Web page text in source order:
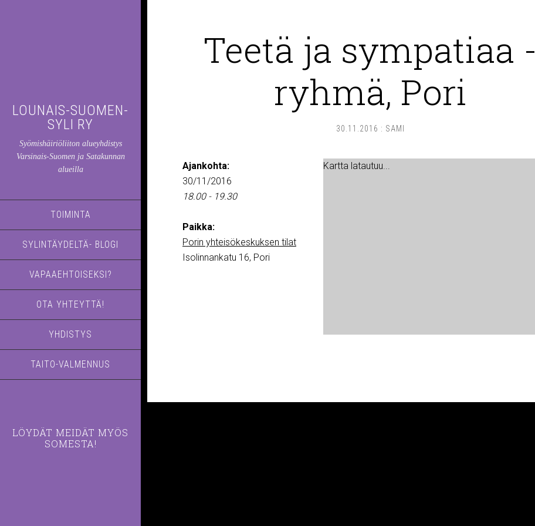
LOUNAIS-SUOMEN-
SYLI RY
Syömishäiriöliiton alueyhdistys
Varsinais-Suomen ja Satakunnan
alueilla
TOIMINTA
SYLINTÄYDELTÄ- BLOGI
VAPAAEHTOISEKSI?
OTA YHTEYTTÄ!
YHDISTYS
TAITO-VALMENNUS
LÖYDÄT MEIDÄT MYÖS
SOMESTA!
Teetä ja sympatiaa -
ryhmä, Pori
30.11.2016 : SAMI
Kartta latautuu...
Ajankohta:
30/11/2016
18.00 - 19.30
Paikka:
Porin yhteisökeskuksen tilat
Isolinnankatu 16, Pori